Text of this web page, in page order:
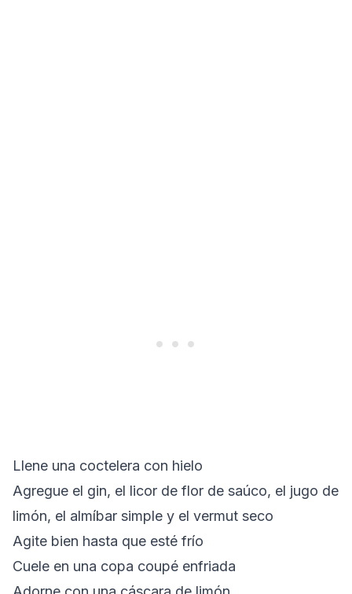
Llene una coctelera con hielo
Agregue el gin, el licor de flor de saúco, el jugo de
limón, el almíbar simple y el vermut seco
Agite bien hasta que esté frío
Cuele en una copa coupé enfriada